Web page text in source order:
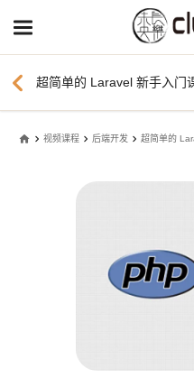
chevron_left 超简单的 Laravel 新手入门
home 视频课程 后端开发 超简单的